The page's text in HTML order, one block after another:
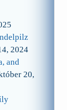
2024
and
20,